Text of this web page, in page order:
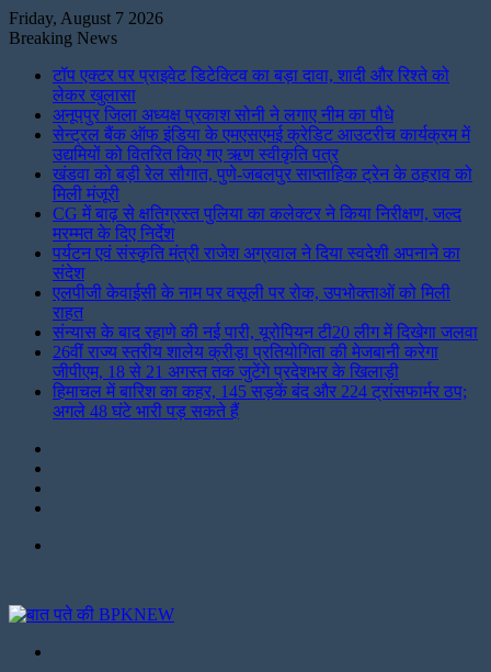
Friday, August 7 2026
Breaking News
टॉप एक्टर पर प्राइवेट डिटेक्टिव का बड़ा दावा, शादी और रिश्ते को
लेकर खुलासा
अनूपपुर जिला अध्यक्ष प्रकाश सोनी ने लगाए नीम का पौधे
सेन्ट्रल बैंक ऑफ इंडिया के एमएसएमई क्रेडिट आउटरीच कार्यक्रम में
उद्यमियों को वितरित किए गए ऋण स्वीकृति पत्र
खंडवा को बड़ी रेल सौगात, पुणे-जबलपुर साप्ताहिक ट्रेन के ठहराव को
मिली मंजूरी
CG में बाढ़ से क्षतिग्रस्त पुलिया का कलेक्टर ने किया निरीक्षण, जल्द
मरम्मत के दिए निर्देश
पर्यटन एवं संस्कृति मंत्री राजेश अग्रवाल ने दिया स्वदेशी अपनाने का
संदेश
एलपीजी केवाईसी के नाम पर वसूली पर रोक, उपभोक्ताओं को मिली
राहत
संन्यास के बाद रहाणे की नई पारी, यूरोपियन टी20 लीग में दिखेगा जलवा
26वीं राज्य स्तरीय शालेय क्रीड़ा प्रतियोगिता की मेजबानी करेगा
जीपीएम, 18 से 21 अगस्त तक जुटेंगे प्रदेशभर के खिलाड़ी
हिमाचल में बारिश का कहर, 145 सड़कें बंद और 224 ट्रांसफार्मर ठप;
अगले 48 घंटे भारी पड़ सकते हैं